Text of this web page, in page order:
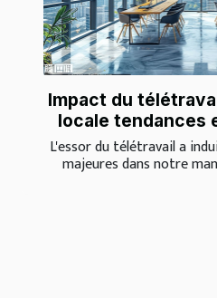
Impact du
locale tendances
L'essor du télétravail a
majeures dans notre